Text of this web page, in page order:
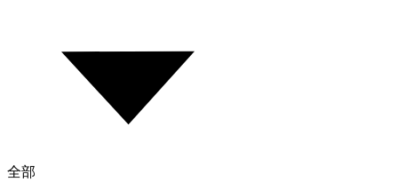
全部